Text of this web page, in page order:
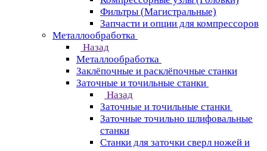
Фильтры (Магистральные)
Запчасти и опции для компрессоров
Металлообработка
Назад
Металлообработка
Заклёпочные и расклёпочные станки
Заточные и точильные станки
Назад
Заточные и точильные станки
Заточные точильно шлифовальные
станки
Станки для заточки сверл ножей и